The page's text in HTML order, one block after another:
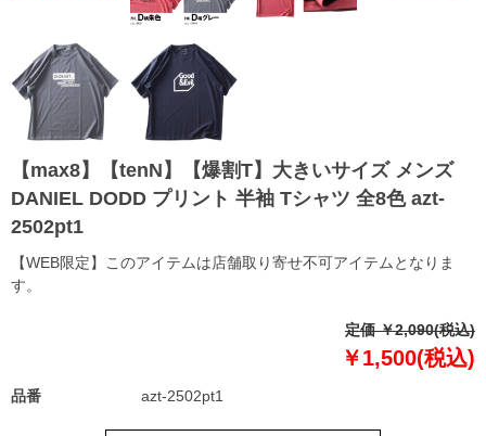
【max8】【tenN】【爆割T】大きいサイズ メンズ
DANIEL DODD プリント 半袖 Tシャツ 全8色 azt-
2502pt1
【WEB限定】このアイテムは店舗取り寄せ不可アイテムとなりま
す。
定価 ￥2,090(税込)
￥1,500(税込)
品番 azt-2502pt1